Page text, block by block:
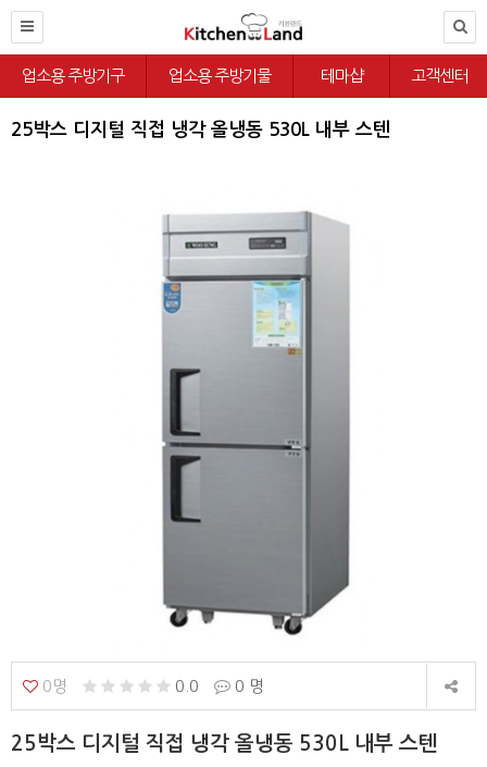
업소용 주방기구 업소용 주방기물 테마샵 고객센터
25박스 디지털 직접 냉각 올냉동 530L 내부 스텐
0명 0.0 0 명
25박스 디지털 직접 냉각 올냉동 530L 내부 스텐